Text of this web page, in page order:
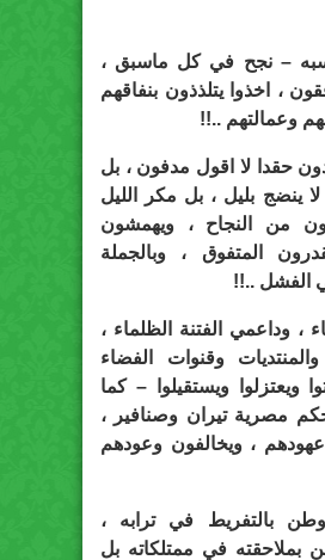
– نجح في كل ماسبق ،
، اخذوا يتلذذون بنفاقهم
وعمالتهم ..!!
حقدا لا اقول مدفون ، بل
ينضج بليل ، بل مكر الليل
من النجاح ، ويهمشون
المتفوق ، وبالجملة
الفشل ..!!
، وداعمي الفتنة الظلماء ،
وقنوات الفضاء
ويعتزلوا ويستقيلوا – كما
مصرية تيران وصنافير ،
عهودهم ، ويخالفون وعودهم
بالتفريط في ترابه ،
بملاحقته في ممتلكاته بل